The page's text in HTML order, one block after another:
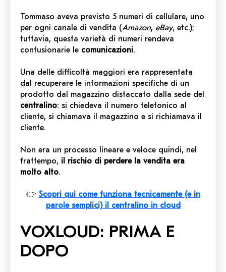
Tommaso aveva previsto 5 numeri di cellulare, uno
per ogni canale di vendita (Amazon, eBay, etc.);
tuttavia, questa varietà di numeri rendeva
confusionarie le comunicazioni.
Una delle difficoltà maggiori era rappresentata
dal recuperare le informazioni specifiche di un
prodotto dal magazzino distaccato dalla sede del
centralino: si chiedeva il numero telefonico al
cliente, si chiamava il magazzino e si richiamava il
cliente.
Non era un processo lineare e veloce quindi, nel
frattempo, il rischio di perdere la vendita era
molto alto.
👉 Scopri qui come funziona tecnicamente (e in
parole semplici) il centralino in cloud
VOXLOUD: PRIMA E
DOPO